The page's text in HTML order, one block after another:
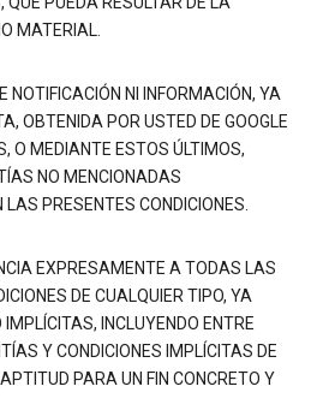
MATERIAL.
NOTIFICACIÓN NI INFORMACIÓN, YA
OBTENIDA POR USTED DE GOOGLE
O MEDIANTE ESTOS ÚLTIMOS,
NO MENCIONADAS
LAS PRESENTES CONDICIONES.
EXPRESAMENTE A TODAS LAS
DE CUALQUIER TIPO, YA
INCLUYENDO ENTRE
Y CONDICIONES IMPLÍCITAS DE
PARA UN FIN CONCRETO Y